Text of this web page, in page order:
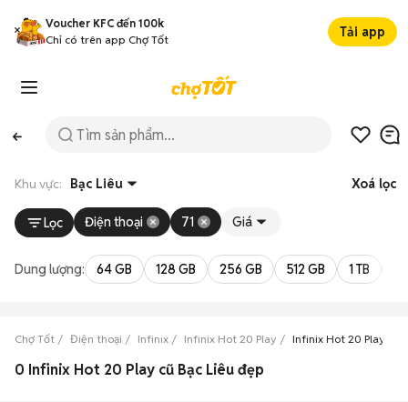
Voucher KFC đến 100k
Chỉ có trên app Chợ Tốt
Tải app
Khu vực: Bạc Liêu Xoá lọc
Lọc Điện thoại 71 Giá
Dung lượng: 64 GB 128 GB 256 GB 512 GB 1 TB
Chợ Tốt Điện thoại Infinix Infinix Hot 20 Play Infinix Hot 20 Play Bạc
0 Infinix Hot 20 Play cũ Bạc Liêu đẹp